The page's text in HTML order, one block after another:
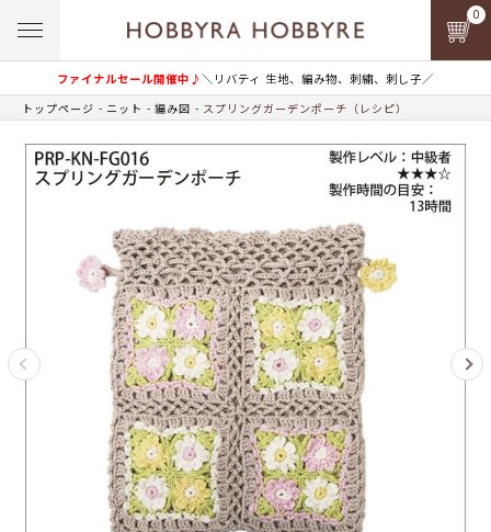
ファイナルセール開催中♪＼リバティ 生地、編み物、刺繍、刺し子／
0
トップページ ニット 編み図 スプリングガーデンポーチ（レシピ）